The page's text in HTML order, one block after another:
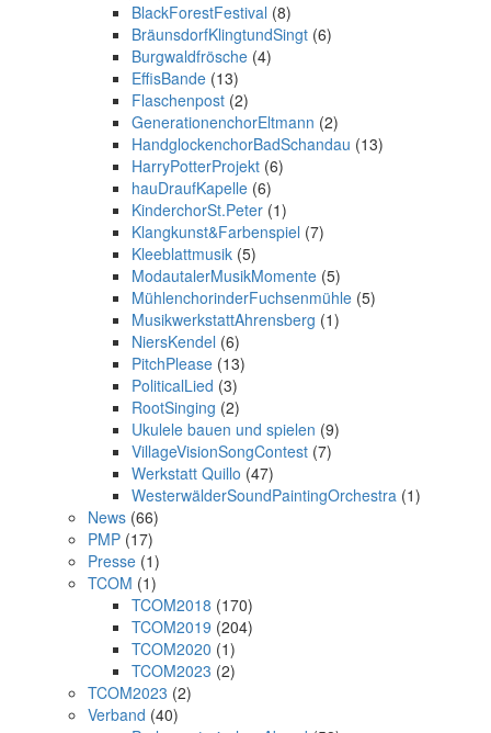
BlackForestFestival (8)
BräunsdorfKlingtundSingt (6)
Burgwaldfrösche (4)
EffisBande (13)
Flaschenpost (2)
GenerationenchorEltmann (2)
HandglockenchorBadSchandau (13)
HarryPotterProjekt (6)
hauDraufKapelle (6)
KinderchorSt.Peter (1)
Klangkunst&Farbenspiel (7)
Kleeblattmusik (5)
ModautalerMusikMomente (5)
MühlenchorinderFuchsenmühle (5)
MusikwerkstattAhrensberg (1)
NiersKendel (6)
PitchPlease (13)
PoliticalLied (3)
RootSinging (2)
Ukulele bauen und spielen (9)
VillageVisionSongContest (7)
Werkstatt Quillo (47)
WesterwälderSoundPaintingOrchestra (1)
News (66)
PMP (17)
Presse (1)
TCOM (1)
TCOM2018 (170)
TCOM2019 (204)
TCOM2020 (1)
TCOM2023 (2)
TCOM2023 (2)
Verband (40)